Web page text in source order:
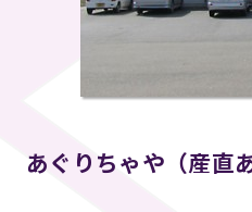
あぐりちゃや（産直